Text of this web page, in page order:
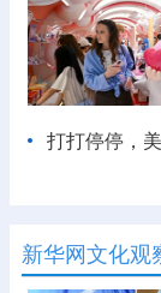
打打停停，
新华网文化观